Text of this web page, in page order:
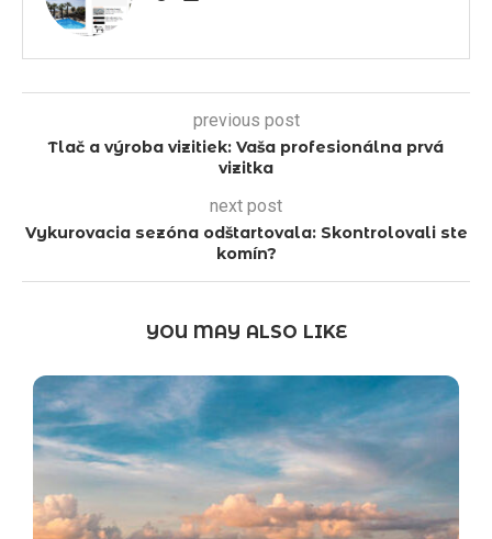
previous post
Tlač a výroba vizitiek: Vaša profesionálna prvá
vizitka
next post
Vykurovacia sezóna odštartovala: Skontrolovali ste
komín?
YOU MAY ALSO LIKE